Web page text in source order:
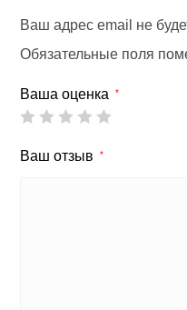
Ваш адрес email не
Обязательные поля
Ваша оценка *
Ваш отзыв *